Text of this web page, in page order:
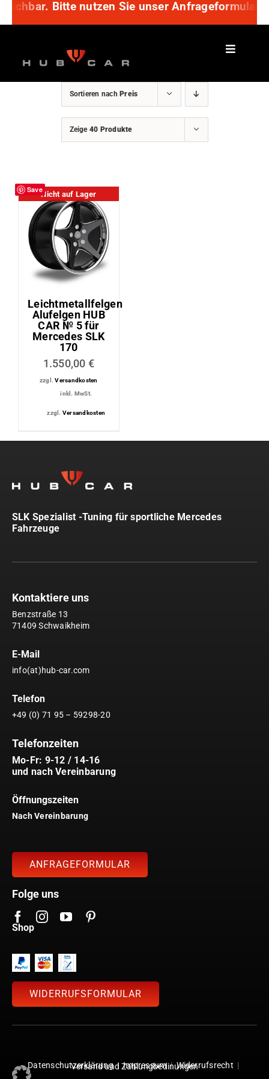
Zum
springen
Bitte nutzen Sie unser Anfrageformular
Sortieren nachPreis
Zeige 40 Produkte
Save
Nicht auf Lager
Leichtmetallfelgen
Alufelgen HUB
CAR № 5 für
Mercedes SLK
170
1.550,00 €
zzgl.Versandkosten
inkl. MwSt.
zzgl. Versandkosten
SLK Spezialist -Tuning für sportliche Mercedes
Fahrzeuge
Kontaktiere uns
Benzstraße 13
71409 Schwaikheim
E-Mail
info(at)hub-car.com
Telefon
+49 (0) 71 95 – 59298-20
Telefonzeiten
Mo-Fr: 9-12 / 14-16
und nach Vereinbarung
Öffnungszeiten
Nach Vereinbarung
ANFRAGEFORMULAR
Folge uns
Shop
WIDERRUFSFORMULAR
Datenschutzerklärung|Impressum|Widerrufsrecht |
Versand und Zahlungbedinungen